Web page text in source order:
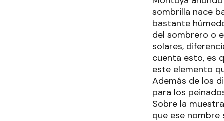
sombrilla nace
bastante
del sombrero o
solares,
cuenta esto, es
este elemento
Además de los
para los
Sobre la
que ese